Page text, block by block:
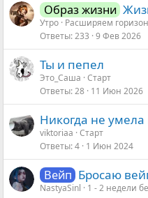
Образ жизни
Утро Расширяем
Ответы 233 9 Фев 2026
Ты и пепел
Это_Саша Старт
Ответы 28 11 Июн 2026
Никогда не
viktoriaa Старт
Ответы 4 1 Июн 2024
Вейп Бросаю
NastyaSinl
1 - 2 недели